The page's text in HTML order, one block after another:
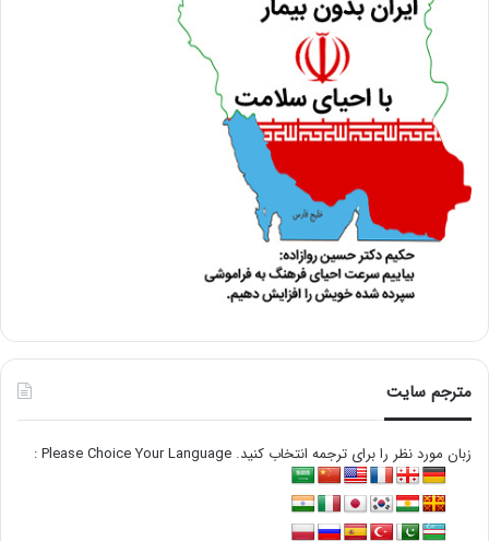
مترجم سایت
زبان مورد نظر را برای ترجمه انتخاب کنید. Please Choice Your Language :